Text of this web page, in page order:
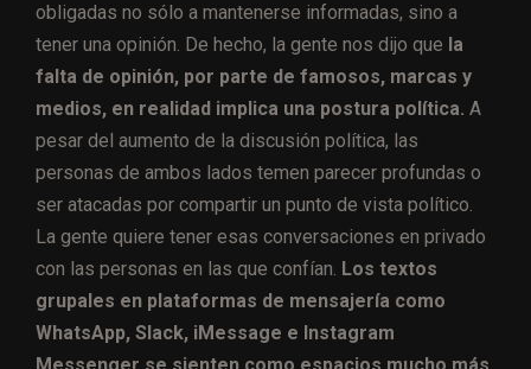
obligadas no sólo a mantenerse informadas, sino a
tener una opinión. De hecho, la gente nos dijo que la
falta de opinión, por parte de famosos, marcas y
medios, en realidad implica una postura política. A
pesar del aumento de la discusión política, las
personas de ambos lados temen parecer profundas o
ser atacadas por compartir un punto de vista político.
La gente quiere tener esas conversaciones en privado
con las personas en las que confían. Los textos
grupales en plataformas de mensajería como
WhatsApp, Slack, iMessage e Instagram